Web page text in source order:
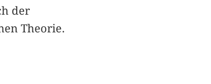
der
Theorie.